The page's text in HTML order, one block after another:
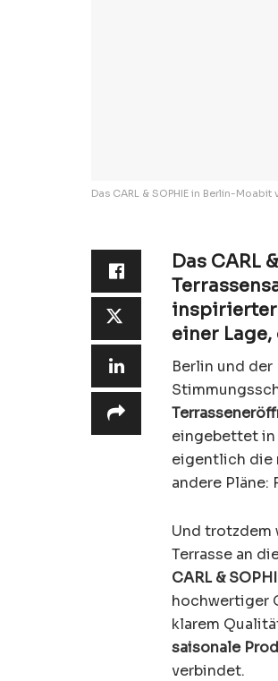
Das CARL & SOPHIE in Berlin-
Das CARL
inspirierter
einer
Berlin und
eingebettet in
eigentlich die
andere Pläne:
Und trotzdem
Terrasse an
CARL &
hochwertiger
klarem
saisonale
verbindet.